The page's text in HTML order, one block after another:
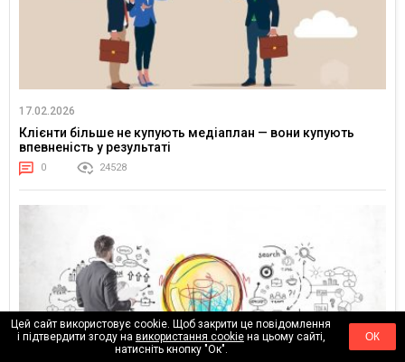
17.02.2026
Клієнти більше не купують медіаплан — вони купують
впевненість у результаті
0 24528
Цей сайт використовує cookie. Щоб закрити це повідомлення
і підтвердити згоду на використання cookieна цьому сайті,
натисніть кнопку "Ок".
ОК